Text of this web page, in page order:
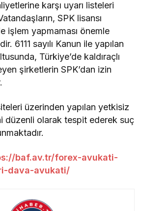
karşı uyarı listeleri
SPK lisansı
işlem yapmaması önemle
6111 sayılı Kanun ile yapılan
Türkiye’de kaldıraçlı
şirketlerin SPK’dan izin
üzerinden yapılan yetkisiz
düzenli olarak tespit ederek suç
baf.av.tr/forex-avukati-
dava-avukati/